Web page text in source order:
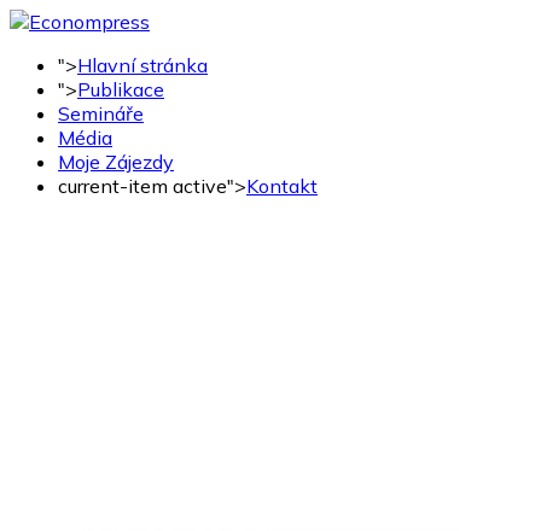
">Hlavní stránka
">Publikace
Semináře
Média
Moje Zájezdy
current-item active">Kontakt